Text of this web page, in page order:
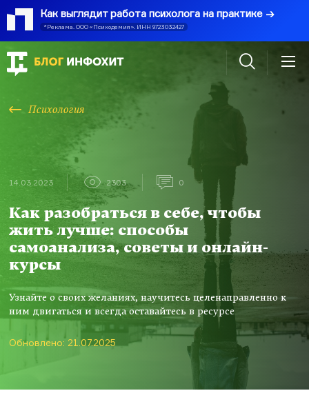
Как выглядит работа психолога на практике
*Реклама. ООО «Психодемия». ИНН 9723032427
Психология
14.03.2023 2303 0
Как разобраться в себе, чтобы
жить лучше: способы
самоанализа, советы и онлайн-
курсы
Узнайте о своих желаниях, научитесь целенаправленно к
ним двигаться и всегда оставайтесь в ресурсе
Обновлено: 21.07.2025